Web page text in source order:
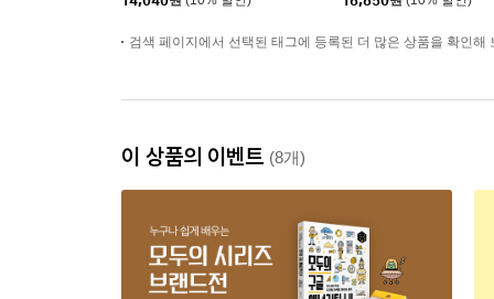
검색 페이지에서 선택된 태그에 등록된 더 많은 상품을 확인해
이 상품의 이벤트 (8개)